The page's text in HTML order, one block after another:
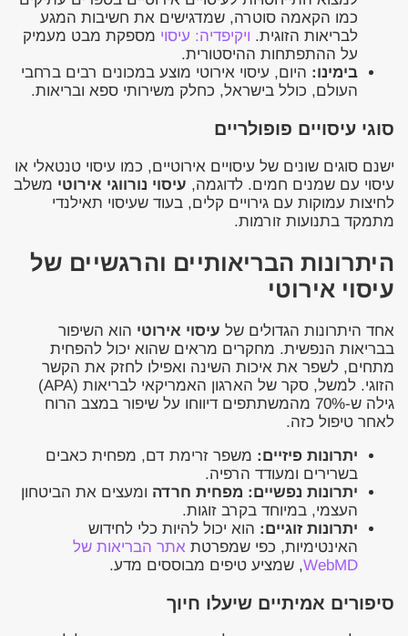
כמו הקאמה סוטרה, שמדגישים את חשיבות המגע
לבריאות הזוגית. ויקיפדיה: עיסוי מספקת מבט מעמיק
על ההתפתחות ההיסטורית.
בימינו: היום, עיסוי אירוטי מוצע במכונים רבים ברחבי
העולם, כולל בישראל, כחלק משירותי ספא ובריאות.
סוגי עיסויים פופולריים
ישנם סוגים שונים של עיסויים אירוטיים, כמו עיסוי טנטאלי או
עיסוי עם שמנים חמים. לדוגמה, עיסוי נורווגי אירוטי משלב
לחיצות עמוקות עם גירויים קלים, בעוד שעיסוי תאילנדי
מתמקד בתנועות זורמות.
היתרונות הבריאותיים והרגשיים של
עיסוי אירוטי
אחד היתרונות הגדולים של עיסוי אירוטי הוא השיפור
בבריאות הנפשית. מחקרים מראים שהוא יכול להפחית
מתחים, לשפר את איכות השינה ואפילו לחזק את הקשר
הזוגי. למשל, סקר של הארגון האמריקאי לבריאות (APA)
גילה ש-70% מהמשתתפים דיווחו על שיפור במצב הרוח
לאחר טיפול כזה.
יתרונות פיזיים: משפר זרימת דם, מפחית כאבים
בשרירים ומעודד הרפיה.
יתרונות נפשיים: מפחית חרדה ומעצים את הביטחון
העצמי, במיוחד בקרב זוגות.
יתרונות זוגיים: הוא יכול להיות כלי לחידוש
האינטימיות, כפי שמפרטת אתר הבריאות של
WebMD, שמציע טיפים מבוססים מדע.
סיפורים אמיתיים שיעלו חיוך